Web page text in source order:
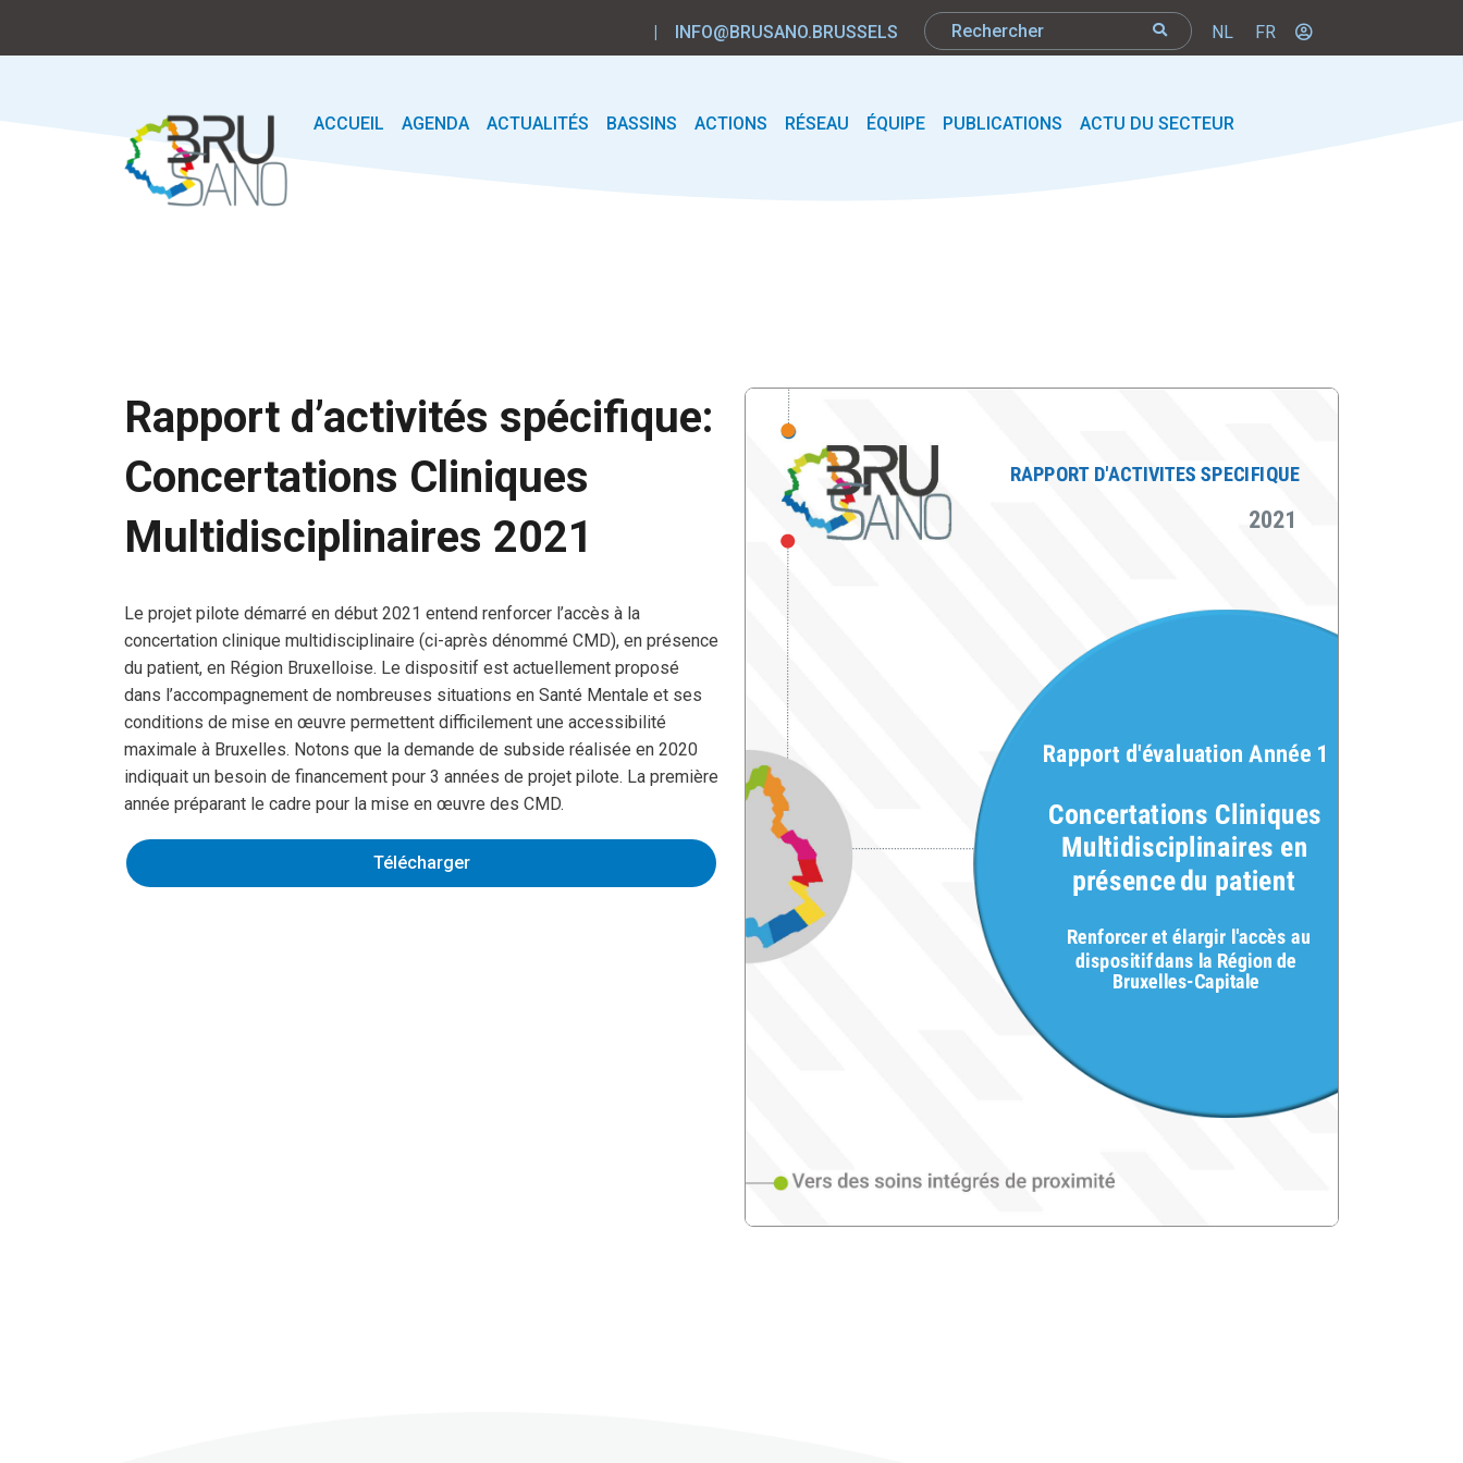
| INFO@BRUSANO.BRUSSELS NL FR
ACCUEIL AGENDA ACTUALITÉS BASSINS ACTIONS RÉSEAU ÉQUIPE PUBLICATIONS ACTU DU SECTEUR
Rapport d’activités spécifique:
Concertations Cliniques
Multidisciplinaires 2021
Le projet pilote démarré en début 2021 entend renforcer l’accès à la
concertation clinique multidisciplinaire (ci-après dénommé CMD), en présence
du patient, en Région Bruxelloise. Le dispositif est actuellement proposé
dans l’accompagnement de nombreuses situations en Santé Mentale et ses
conditions de mise en œuvre permettent difficilement une accessibilité
maximale à Bruxelles. Notons que la demande de subside réalisée en 2020
indiquait un besoin de financement pour 3 années de projet pilote. La première
année préparant le cadre pour la mise en œuvre des CMD.
Télécharger